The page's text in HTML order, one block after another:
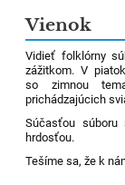
Vienok
Vidieť folklórny
zážitkom. V
so zimnou
prichádzajúcich
Súčasťou
hrdosťou.
Tešíme sa, že k